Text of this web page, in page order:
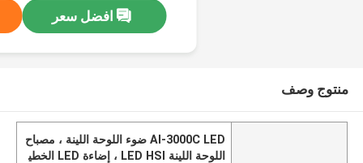
افضل سعر
منتوج وصف
AI-3000C LED ضوء اللوحة اللينة ، مصباح
اللوحة اللينة LED HSI ، إضاءة LED الخطي